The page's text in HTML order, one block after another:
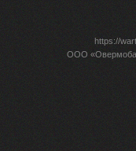
https://
ООО